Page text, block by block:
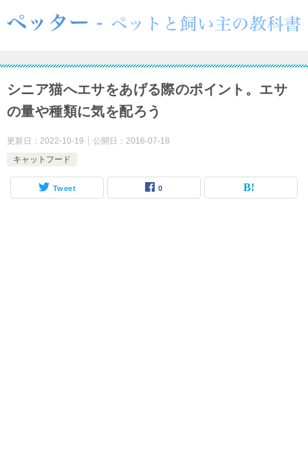
シニア猫へエサをあげる際のポイント。エサ
の量や種類に気を配ろう
更新日： 2022-10-19 公開日： 2016-07-18
キャットフード
Tweet 0